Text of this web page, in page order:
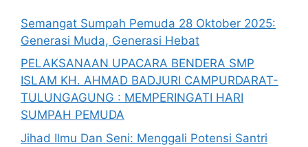
Semangat Sumpah Pemuda 28 Oktober 2025:
Generasi Muda, Generasi Hebat
PELAKSANAAN UPACARA BENDERA SMP
ISLAM KH. AHMAD BADJURI CAMPURDARAT-
TULUNGAGUNG : MEMPERINGATI HARI
SUMPAH PEMUDA
Jihad Ilmu Dan Seni: Menggali Potensi Santri